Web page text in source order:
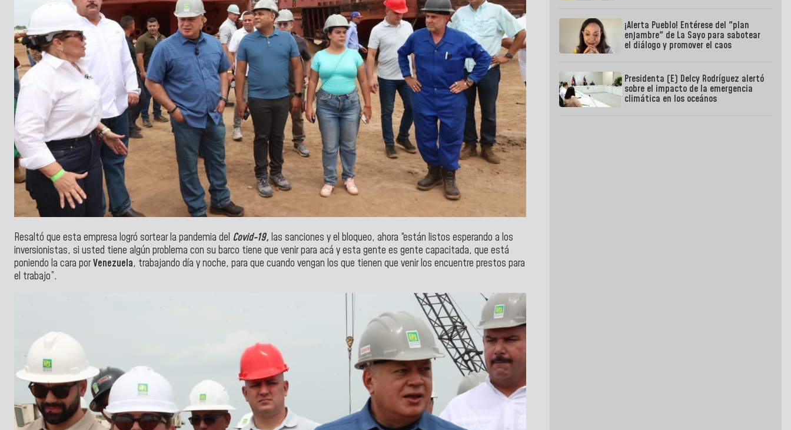
Resaltó que esta empresa logró sortear la pandemia del Covid-19, las sanciones y el bloqueo, ahora “están listos esperando a los
inversionistas, si usted tiene algún problema con su barco tiene que venir para acá y esta gente es gente capacitada, que está
poniendo la cara porVenezuela, trabajando día y noche, para que cuando vengan los que tienen que venir los encuentre prestos para
el trabajo”.
¡Alerta Pueblo! Entérese del "plan
enjambre" de La Sayo para sabotear
el diálogo y promover el caos
Presidenta (E) Delcy Rodríguez alertó
sobre el impacto de la emergencia
climática en los oceános